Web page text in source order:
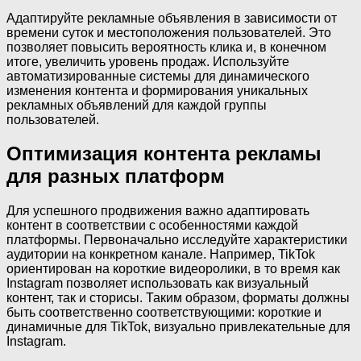
Адаптируйте рекламные объявления в зависимости от
времени суток и местоположения пользователей. Это
позволяет повысить вероятность клика и, в конечном
итоге, увеличить уровень продаж. Используйте
автоматизированные системы для динамического
изменения контента и формирования уникальных
рекламных объявлений для каждой группы
пользователей.
Оптимизация контента рекламы
для разных платформ
Для успешного продвижения важно адаптировать
контент в соответствии с особенностями каждой
платформы. Первоначально исследуйте характеристики
аудитории на конкретном канале. Например, TikTok
ориентирован на короткие видеоролики, в то время как
Instagram позволяет использовать как визуальный
контент, так и сторисы. Таким образом, форматы должны
быть соответственно соответствующими: короткие и
динамичные для TikTok, визуально привлекательные для
Instagram.